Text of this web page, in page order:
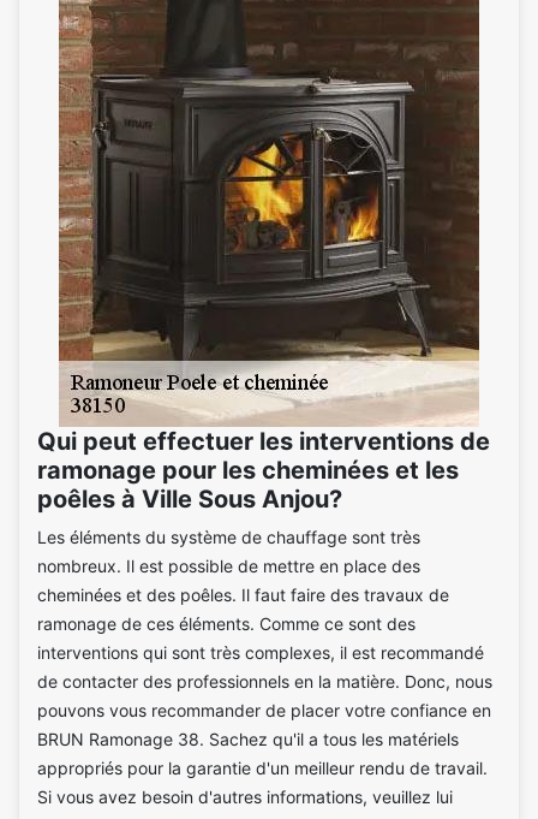
Qui peut effectuer les interventions de
ramonage pour les cheminées et les
poêles à Ville Sous Anjou?
Les éléments du système de chauffage sont très
nombreux. Il est possible de mettre en place des
cheminées et des poêles. Il faut faire des travaux de
ramonage de ces éléments. Comme ce sont des
interventions qui sont très complexes, il est recommandé
de contacter des professionnels en la matière. Donc, nous
pouvons vous recommander de placer votre confiance en
BRUN Ramonage 38. Sachez qu'il a tous les matériels
appropriés pour la garantie d'un meilleur rendu de travail.
Si vous avez besoin d'autres informations, veuillez lui